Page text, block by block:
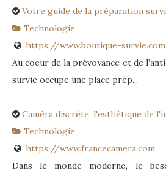
Votre guide de la préparation
Technologie
https://www.boutique-survie.com
Au coeur de la prévoyance et de
survie occupe une place prép...
Caméra discrète, l'esthétique de
Technologie
https://www.francecamera.com
Dans le monde moderne, le